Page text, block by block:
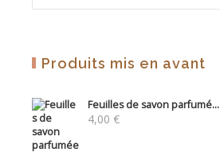
Produits mis en avant
Feuilles de savon parfumé...
4,00 €